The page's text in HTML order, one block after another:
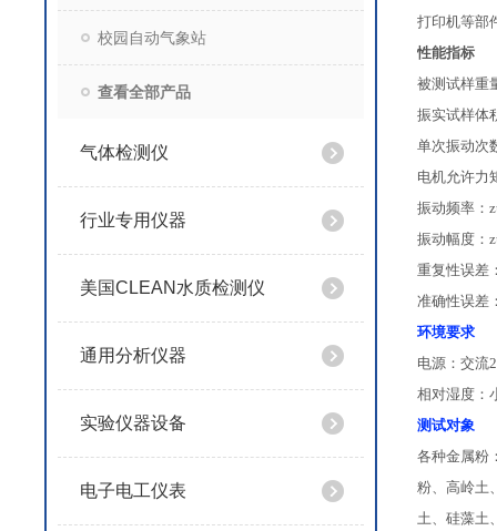
校园自动气象站
查看全部产品
气体检测仪
行业专用仪器
美国CLEAN水质检测仪
通用分析仪器
实验仪器设备
电子电工仪表
打印机等部
性能指标
被测试样重
振实试样体
单次振动次
电机允许力
振动频率：
振动幅度：
重复性误差
准确性误差
环境要求
电源：交流
相对湿度：
测试对象
各种金属粉
粉、高岭土
土、硅藻土